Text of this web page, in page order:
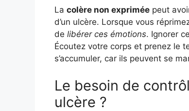
La colère non exprimée peut
d’un ulcère. Lorsque vous
de libérer ces émotions. Ignorer
Écoutez votre corps et prenez le
s’accumuler, car ils peuvent se
Le besoin de
ulcère ?